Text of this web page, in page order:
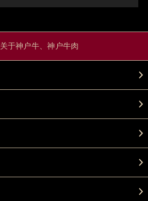
关于神户牛、神户牛肉